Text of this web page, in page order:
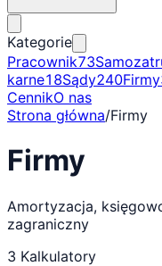
Kategorie
Pracownik73
karne18Sądy240Firmy
CennikO nas
Strona główna/Firmy
Firmy
Amortyzacja,
zagraniczny
3 Kalkulatory